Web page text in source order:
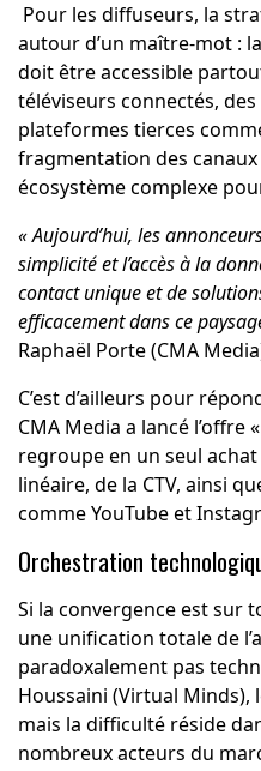
Pour les diffuseurs, la
autour d’un maître-mot :
doit être accessible
téléviseurs connectés,
plateformes tierces
fragmentation des
écosystème complexe
« Aujourd’hui, les
simplicité et l’accès à la
contact unique et de
efficacement dans ce
Raphaël Porte (CMA
C’est d’ailleurs pour
CMA Media a lancé l’offre
regroupe en un seul
linéaire, de la CTV, ainsi
comme YouTube et
Orchestration
Si la convergence est sur
une unification totale de
paradoxalement pas
Houssaini (Virtual Minds),
mais la difficulté réside
nombreux acteurs du